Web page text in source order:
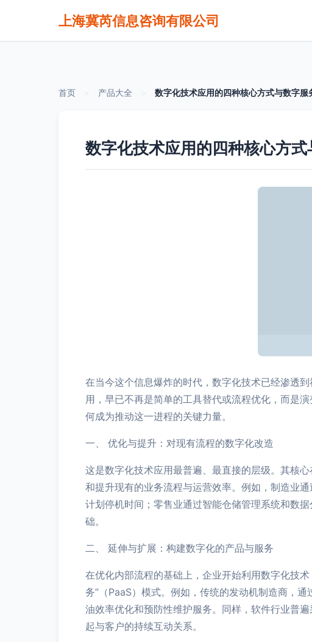
上海冀芮信息咨询有限公司
首页 产品大全 数字化技术应用的四种核心方式与数字服
数字化技术应用的四种核心方
在当今这个信息爆炸的时代，数字化技术已经渗透
用，早已不再是简单的工具替代或流程优化，而是
何成为推动这一进程的关键力量。
一、 优化与提升：对现有流程的数字化改造
这是数字化技术应用最普遍、最直接的层级。其核
和提升现有的业务流程与运营效率。例如，制造业
计划停机时间；零售业通过智能仓储管理系统和数
础。
二、 延伸与扩展：构建数字化的产品与服务
在优化内部流程的基础上，企业开始利用数字化技
务”（PaaS）模式。例如，传统的发动机制造商，
油效率优化和预防性维护服务。同样，软件行业普
起与客户的持续互动关系。